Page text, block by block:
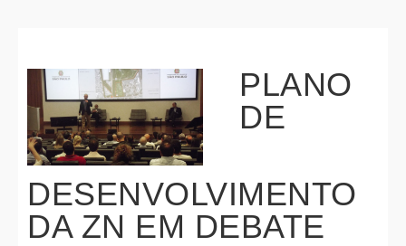
PLANO
DE
DESENVOLVIMENTO
DA ZN EM DEBATE